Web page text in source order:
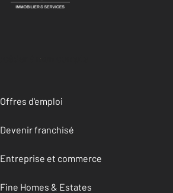
Accéder à mon compte
Offres d'emploi
Devenir franchisé
Entreprise et commerce
Fine Homes & Estates